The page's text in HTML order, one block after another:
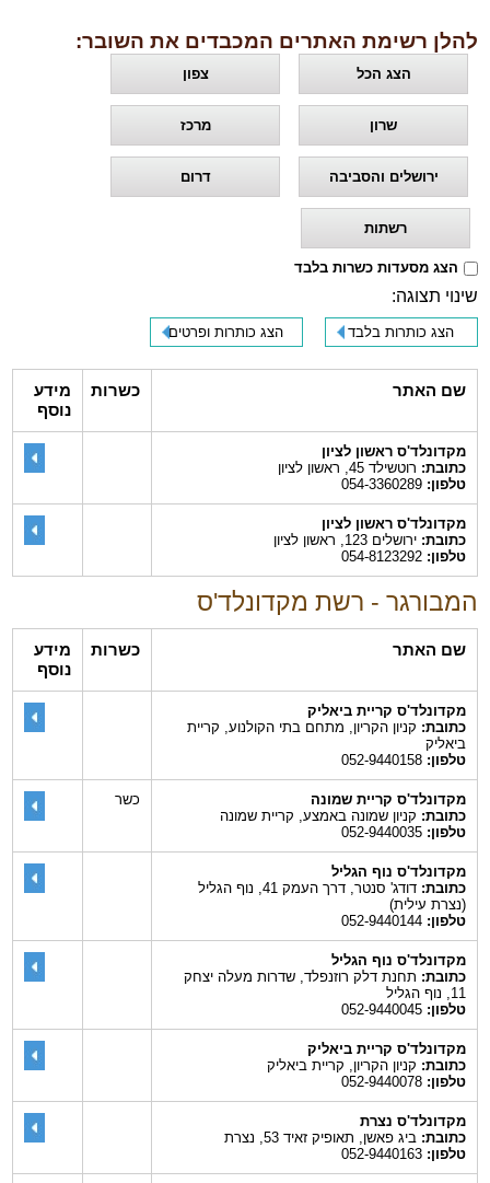
להלן רשימת האתרים המכבדים את השובר:
הצג הכל צפון
שרון מרכז
ירושלים והסביבה דרום
רשתות
הצג מסעדות כשרות בלבד
שינוי תצוגה:
הצג כותרות בלבד הצג כותרות ופרטים
שם האתר כשרות
מידע
נוסף
מקדונלד'ס ראשון לציון
כתובת:רוטשילד 45, ראשון לציון
טלפון:054-3360289
מקדונלד'ס ראשון לציון
כתובת:ירושלים 123, ראשון לציון
טלפון:054-8123292
המבורגר - רשת מקדונלד'ס
שם האתר כשרות
מידע
נוסף
מקדונלד'ס קריית ביאליק
כתובת:קניון הקריון, מתחם בתי הקולנוע, קריית
ביאליק
טלפון:052-9440158
מקדונלד'ס קריית שמונה
כתובת:קניון שמונה באמצע, קריית שמונה
טלפון:052-9440035
כשר
מקדונלד'ס נוף הגליל
כתובת:
דודג' סנטר, דרך העמק 41, נוף הגליל
(נצרת עילית)
טלפון:052-9440144
מקדונלד'ס נוף הגליל
כתובת:תחנת דלק רוזנפלד, שדרות מעלה יצחק
11, נוף הגליל
טלפון:052-9440045
מקדונלד'ס קריית ביאליק
כתובת:קניון הקריון, קריית ביאליק
טלפון:052-9440078
מקדונלד'ס נצרת
כתובת:ביג פאשן, תאופיק זאיד 53, נצרת
טלפון:052-9440163